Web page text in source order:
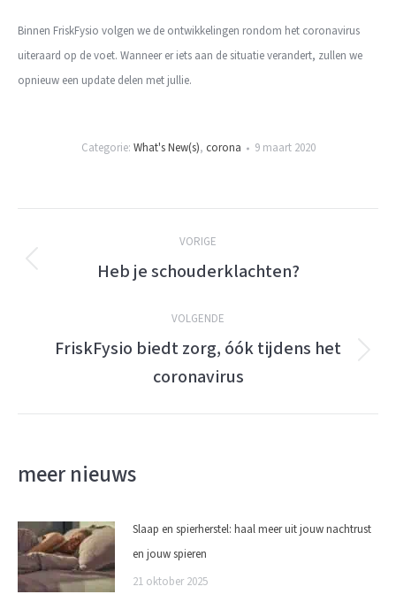
Binnen FriskFysio volgen we de ontwikkelingen rondom het coronavirus
uiteraard op de voet. Wanneer er iets aan de situatie verandert, zullen we
opnieuw een update delen met jullie.
Categorie: What's New(s), corona 9 maart 2020
BerichtnavigatieVORIGE
Vorige
Heb je schouderklachten?
VOLGENDE
Volgende
bericht:
FriskFysio biedt zorg, óók tijdens het
coronavirus
meer nieuws
Slaap en spierherstel: haal meer uit jouw nachtrust
en jouw spieren
21 oktober 2025